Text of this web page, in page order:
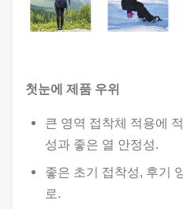
첫눈에 제품 우위
큰 영역 접착체 적용에
성과 좋은 열 안정성.
좋은 초기 접착성, 후기
로.